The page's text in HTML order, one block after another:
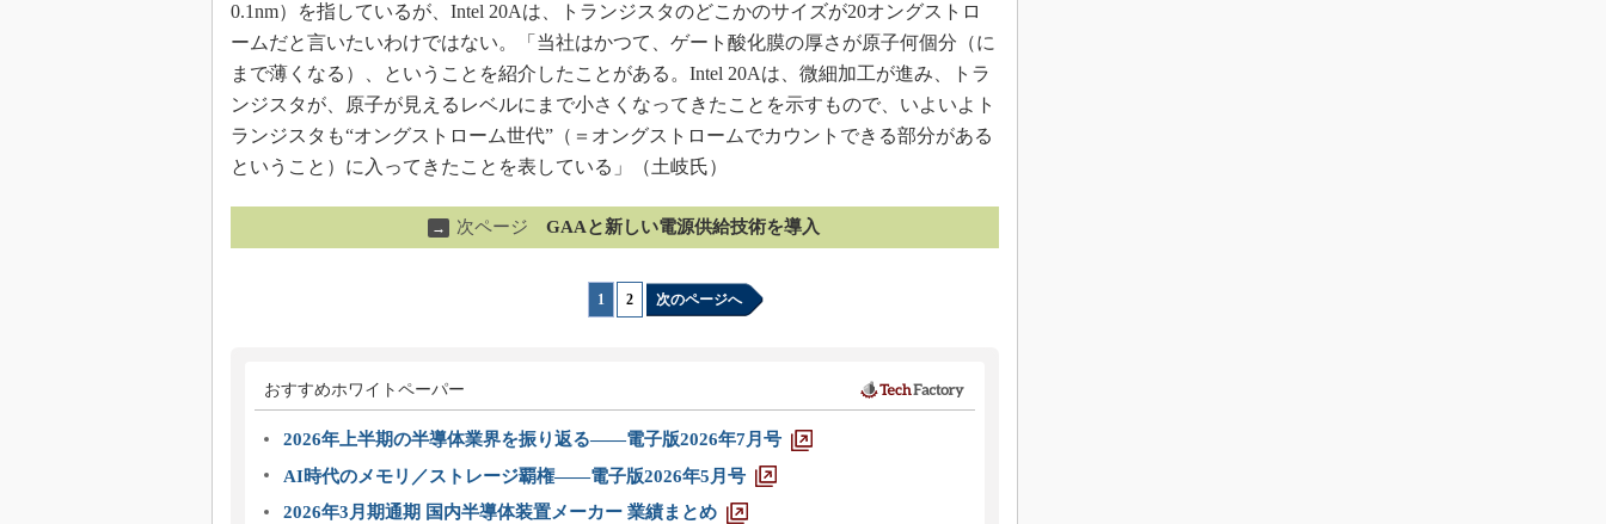
0.1nm）を指しているが、Intel 20Aは、トランジスタのどこかのサイズが20オングストロ
ームだと言いたいわけではない。「当社はかつて、ゲート酸化膜の厚さが原子何個分（に
まで薄くなる）、ということを紹介したことがある。Intel 20Aは、微細加工が進み、トラ
ンジスタが、原子が見えるレベルにまで小さくなってきたことを示すもので、いよいよト
ランジスタも“オングストローム世代”（＝オングストロームでカウントできる部分がある
ということ）に入ってきたことを表している」（土岐氏）
→ 次ページ GAAと新しい電源供給技術を導入
1 2 次のページへ
おすすめホワイトペーパー
2026年上半期の半導体業界を振り返る――電子版2026年7月号
AI時代のメモリ／ストレージ覇権――電子版2026年5月号
2026年3月期通期 国内半導体装置メーカー 業績まとめ